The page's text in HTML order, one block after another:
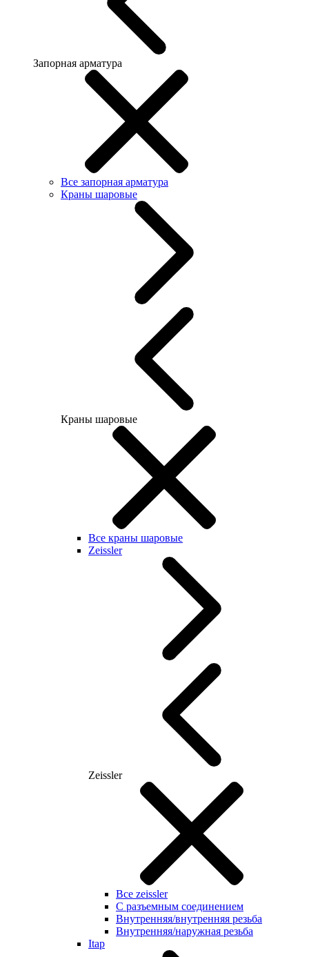
Запорная арматура
Все запорная арматура
Краны шаровые
Краны шаровые
Все краны шаровые
Zeissler
Zeissler
Все zeissler
С разъемным соединением
Внутренняя/внутренняя резьба
Внутренняя/наружная резьба
Itap